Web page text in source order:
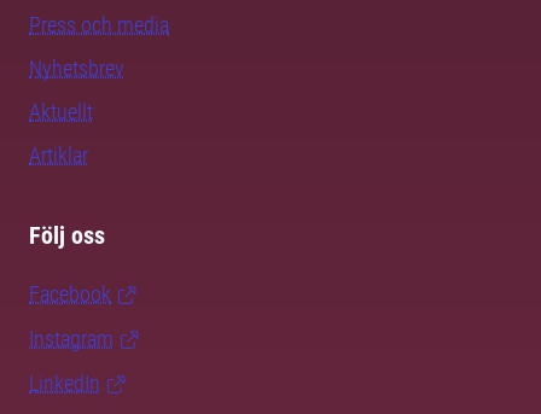
Press och media
Nyhetsbrev
Aktuellt
Artiklar
Följ oss
Facebook
Instagram
LinkedIn